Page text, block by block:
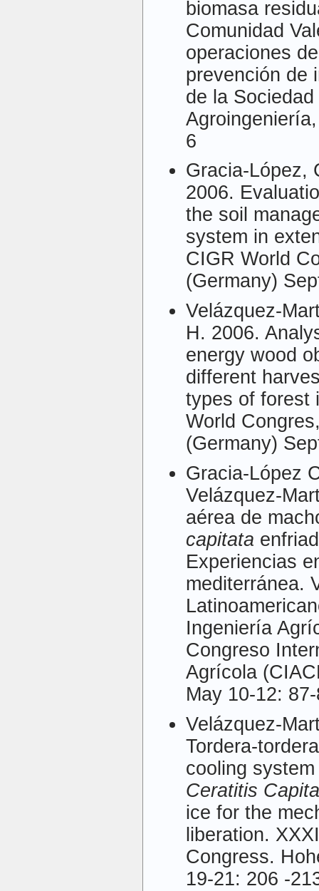
biomasa
Comunidad
operaciones
prevención de
de la
6
Gracia-López,
2006.
the soil
system in
CIGR World
(Germany)
Velázquez-
H. 2006.
energy wood
different
types of forest
World
(Germany)
Gracia-López
Velázquez-
aérea de
capitata
Experiencias
mediterránea.
Ingeniería
Congreso
Agrícola
May 10-12:
Velázquez-
Tordera-
cooling
Ceratitis
ice for the
liberation.
Congress.
19-21: 206 -